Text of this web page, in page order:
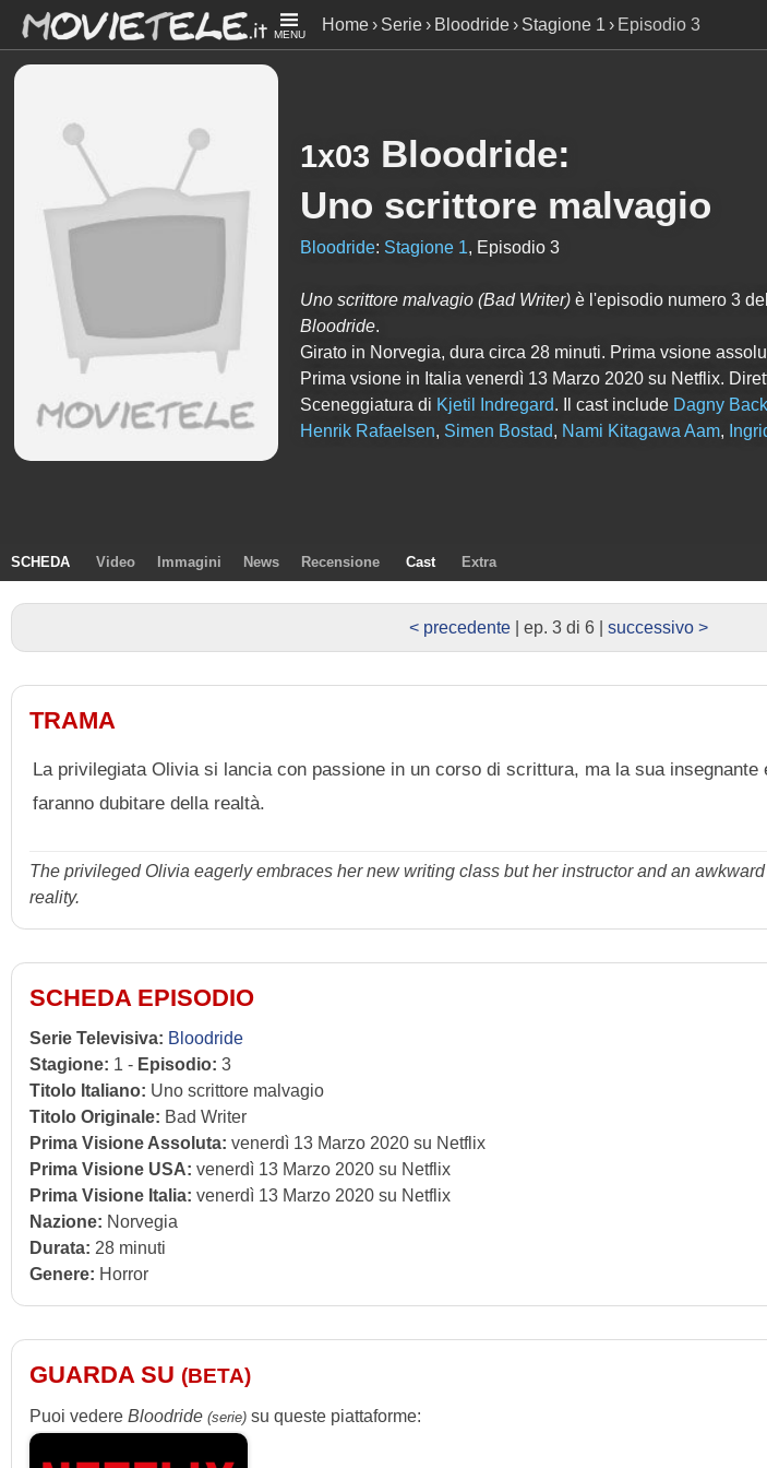
MENU
Home Serie Bloodride Stagione 1 Episodio 3
1x03 Bloodride:
Uno scrittore malvagio
Bloodride: Stagione 1, Episodio 3
Uno scrittore malvagio (Bad Writer)è l'episodio numero 3
Bloodride.
Girato in Norvegia, dura circa 28 minuti. Prima vsione
Prima vsione in Italia venerdì 13 Marzo 2020 su Netflix.
Sceneggiatura di Kjetil Indregard. Il cast include Dagny
Henrik Rafaelsen, Simen Bostad, Nami Kitagawa Aam,
SCHEDA Video Immagini News Recensione Cast Extra
< precedente | ep. 3 di 6 | successivo >
TRAMA
La privilegiata Olivia si lancia con passione in un corso di scrittura, ma la sua
faranno dubitare della realtà.
The privileged Olivia eagerly embraces her new writing class but her instructor and an
reality.
SCHEDA EPISODIO
Serie Televisiva: Bloodride
Stagione: 1 - Episodio: 3
Titolo Italiano: Uno scrittore malvagio
Titolo Originale: Bad Writer
Prima Visione Assoluta: venerdì 13 Marzo 2020 su Netflix
Prima Visione USA: venerdì 13 Marzo 2020 su Netflix
Prima Visione Italia: venerdì 13 Marzo 2020 su Netflix
Nazione: Norvegia
Durata: 28 minuti
Genere: Horror
GUARDA SU (BETA)
Puoi vedere Bloodride (serie) su queste piattaforme: